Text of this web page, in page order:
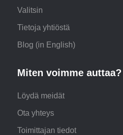
Valitsin
Tietoja yhtiöstä
Blog (in English)
Miten voimme auttaa?
Löydä meidät
Ota yhteys
Toimittajan tiedot